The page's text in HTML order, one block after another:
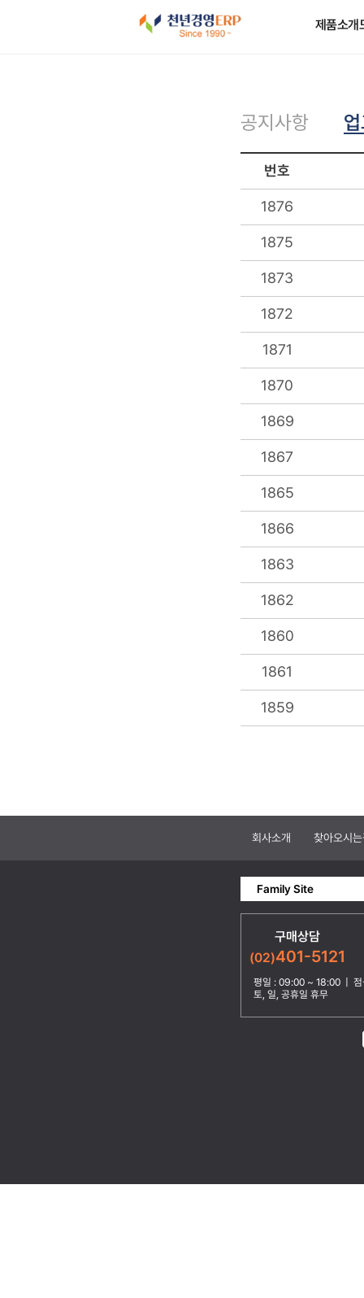
제품소개
공지사항
번호
1876
1875
1873
1872
1871
1870
1869
1867
1865
1866
1863
1862
1860
1861
1859
회사소개 찾아오시
Family Site
구매상담
(02)401-5121
평일 : 09:00 ~ 18:00 | 점
토, 일, 공휴일 휴무